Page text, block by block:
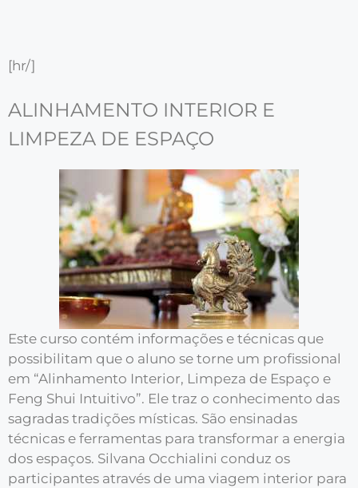
[hr/]
ALINHAMENTO INTERIOR E
LIMPEZA DE ESPAÇO
Este curso contém informações e técnicas que
possibilitam que o aluno se torne um profissional
em “Alinhamento Interior, Limpeza de Espaço e
Feng Shui Intuitivo”. Ele traz o conhecimento das
sagradas tradições místicas. São ensinadas
técnicas e ferramentas para transformar a energia
dos espaços. Silvana Occhialini conduz os
participantes através de uma viagem interior para